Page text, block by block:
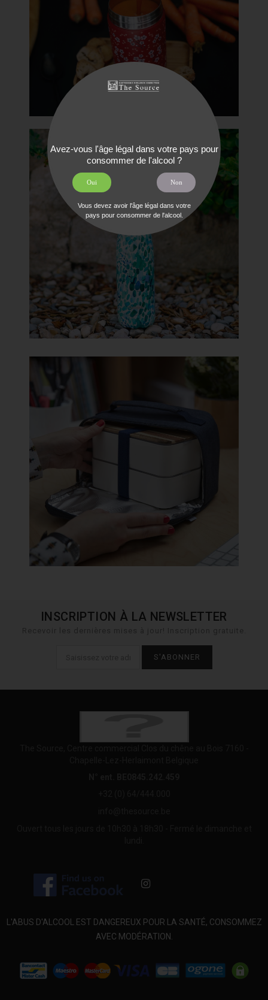
INSCRIPTION À LA NEWSLETTER
S'ABONNER
L'ABUS D'ALCOOL EST DANGEREUX POUR LA SANTÉ, CONSOMMEZ
AVEC MODÉRATION.
Avez-vous l'âge légal dans votre pays pour
consommer de l'alcool ?
Oui Non
Vous devez avoir l'âge légal dans votre
pays pour consommer de l'alcool.